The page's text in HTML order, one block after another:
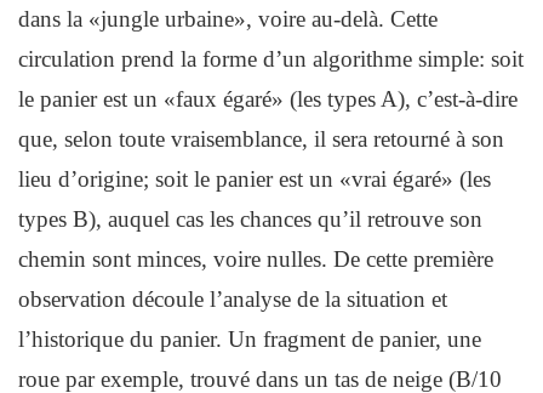
dans la «jungle urbaine», voire au-delà. Cette
circulation prend la forme d’un algorithme simple: soit
le panier est un «faux égaré» (les types A), c’est-à-dire
que, selon toute vraisemblance, il sera retourné à son
lieu d’origine; soit le panier est un «vrai égaré» (les
types B), auquel cas les chances qu’il retrouve son
chemin sont minces, voire nulles. De cette première
observation découle l’analyse de la situation et
l’historique du panier. Un fragment de panier, une
roue par exemple, trouvé dans un tas de neige (B/10